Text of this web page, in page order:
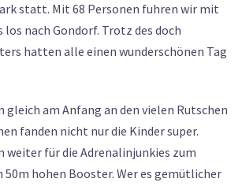
statt. Mit 68 Personen fuhren wir mit
los nach Gondorf. Trotz des doch
hatten alle einen wunderschönen Tag
gleich am Anfang an den vielen Rutschen
fanden nicht nur die Kinder super.
weiter für die Adrenalinjunkies zum
hohen Booster. Wer es gemütlicher